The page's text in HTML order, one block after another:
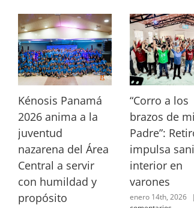
Kénosis Panamá
2026 anima a la
juventud
nazarena del Área
Central a servir
con humildad y
propósito
“Corro a los
brazos de mi
Padre”:
impulsa
interior en
varones
enero 14th, 2026 |